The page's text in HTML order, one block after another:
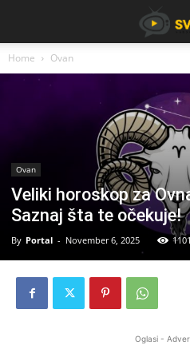
Home Ovan
Ovan
Veliki horoskop za
Saznaj šta te očekuje!
By Portal - November 6, 2025 1101
Oglasi -